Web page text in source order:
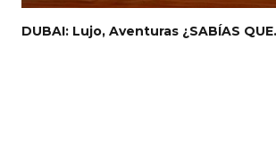
DUBAI: Lujo, Aventuras ¿SABÍAS